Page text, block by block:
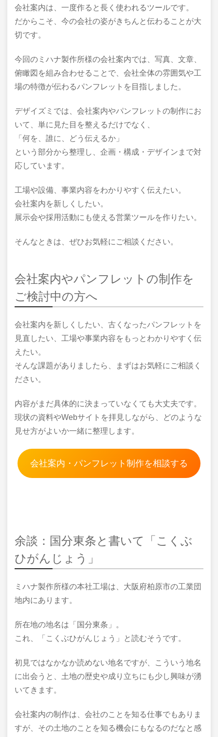
会社案内は、一度作ると長く使われるツールです。
だからこそ、今の会社の姿がきちんと伝わることが大
切です。
今回のミハナ製作所様の会社案内では、写真、文章、
俯瞰図を組み合わせることで、会社全体の雰囲気や工
場の特徴が伝わるパンフレットを目指しました。
デザイズミでは、会社案内やパンフレットの制作にお
いて、単に見た目を整えるだけでなく、
「何を、誰に、どう伝えるか」
という部分から整理し、企画・構成・デザインまで対
応しています。
工場や設備、事業内容をわかりやすく伝えたい。
会社案内を新しくしたい。
展示会や採用活動にも使える営業ツールを作りたい。
そんなときは、ぜひお気軽にご相談ください。
会社案内やパンフレットの制作を
ご検討中の方へ
会社案内を新しくしたい、古くなったパンフレットを
見直したい、工場や事業内容をもっとわかりやすく伝
えたい。
そんな課題がありましたら、まずはお気軽にご相談く
ださい。
内容がまだ具体的に決まっていなくても大丈夫です。
現状の資料やWebサイトを拝見しながら、どのような
見せ方がよいか一緒に整理します。
会社案内・パンフレット制作を相談する
余談：国分東条と書いて「こくぶ
ひがんじょう」
ミハナ製作所様の本社工場は、大阪府柏原市の工業団
地内にあります。
所在地の地名は「国分東条」。
これ、「こくぶひがんじょう」と読むそうです。
初見ではなかなか読めない地名ですが、こういう地名
に出会うと、土地の歴史や成り立ちにも少し興味が湧
いてきます。
会社案内の制作は、会社のことを知る仕事でもありま
すが、その土地のことを知る機会にもなるのだなと感